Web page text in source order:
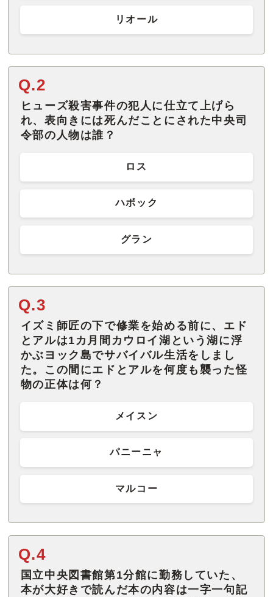
リオール
Q.2
ヒューズ殺害事件の犯人に仕立て上げら
れ、表向きには死んだことにされた中央司
令部の人物は誰？
ロス
ハボック
グラン
Q.3
イズミ師匠の下で修業を始める前に、エド
とアルは1カ月間カウロイ湖という湖に浮
かぶヨック島でサバイバル生活をしまし
た。この間にエドとアルを何度も襲った怪
物の正体は何？
メイスン
パニーニャ
マルコー
Q.4
国立中央図書館第1分館に勤務していた、
本が大好きで読んだ本の内容は一字一句記